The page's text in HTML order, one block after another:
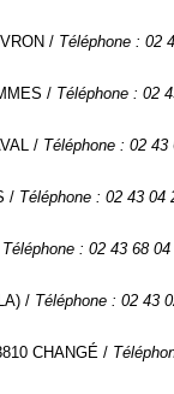
/ Téléphone : 02
/ Téléphone : 02
/ Téléphone : 02 43
/ Téléphone : 02 43 04
Téléphone : 02 43 68 04
/ Téléphone : 02 43
CHANGÉ /